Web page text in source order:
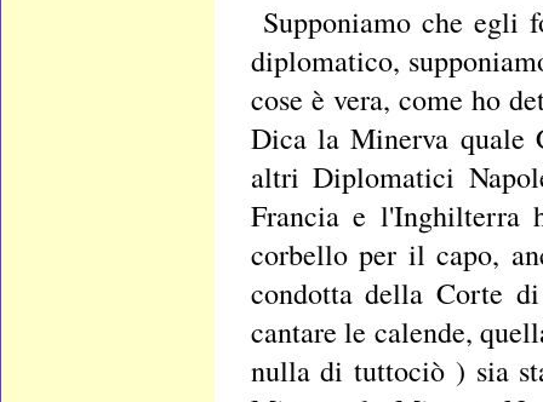
Supponiamo che egli
diplomatico,
cose è vera, come ho
Dica la Minerva quale
altri Diplomatici
Francia e l'Inghilterra
corbello per il capo,
condotta della Corte
cantare le calende,
nulla di tuttociò ) sia